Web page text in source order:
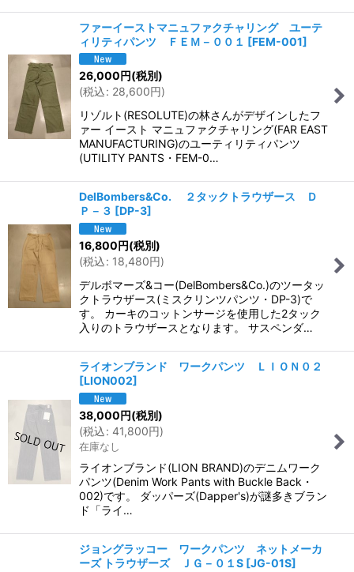
ファーイーストマニュファクチャリング ユーテ
ィリティパンツ ＦＥＭ－００１ [FEM-001]
26,000円(税別)
(税込: 28,600円)
リゾルト(RESOLUTE)の林さんがデザインしたフ
ァー イースト マニュファクチャリング(FAR EAST
MANUFACTURING)のユーティリティパンツ
(UTILITY PANTS・FEM-0…
DelBombers&Co. ２タックトラウザース Ｄ
Ｐ－３ [DP-3]
16,800円(税別)
(税込: 18,480円)
デルボマーズ&コー(DelBombers&Co.)のツータッ
クトラウザース(ミスクリンツパンツ・DP-3)で
す。 カーキのコットンサージを使用した2タック
入りのトラウザースとなります。 サスペンダ…
ライオンブランド ワークパンツ ＬＩＯＮ０２
[LION002]
38,000円(税別)
(税込: 41,800円)
在庫なし
ライオンブランド(LION BRAND)のデニムワーク
パンツ(Denim Work Pants with Buckle Back・
002)です。 ダッパーズ(Dapper's)が謎多きブラン
ド「ライ…
ジョングラッコー ワークパンツ ネットメーカ
ーズ トラウザーズ ＪＧ－０１S [JG-01S]